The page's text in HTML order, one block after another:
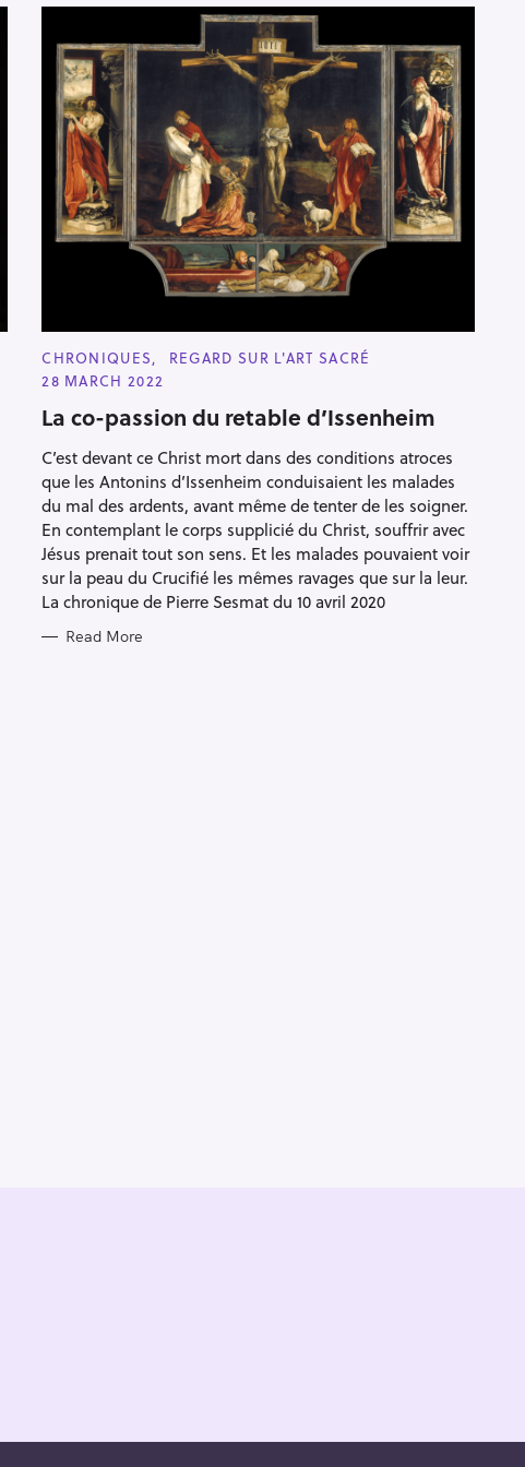
C
A
T
G
O
R
I
E
S
CHRONIQUES
REGARD SUR L'ART SACRÉ
28 MARCH 2022
La co-passion du retable d’Issenheim
C’est devant ce Christ mort dans des conditions atroces
que les Antonins d’Issenheim conduisaient les malades
du mal des ardents, avant même de tenter de les soigner.
En contemplant le corps supplicié du Christ, souffrir avec
Jésus prenait tout son sens. Et les malades pouvaient voir
sur la peau du Crucifié les mêmes ravages que sur la leur.
La chronique de Pierre Sesmat du 10 avril 2020
Read More